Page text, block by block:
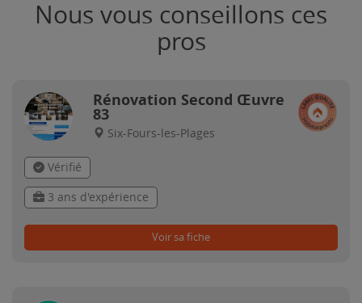
Nous vous conseillons ces
pros
Rénovation Second Œuvre
83
Six-Fours-les-Plages
Vérifié
3 ans d'expérience
Voir sa fiche